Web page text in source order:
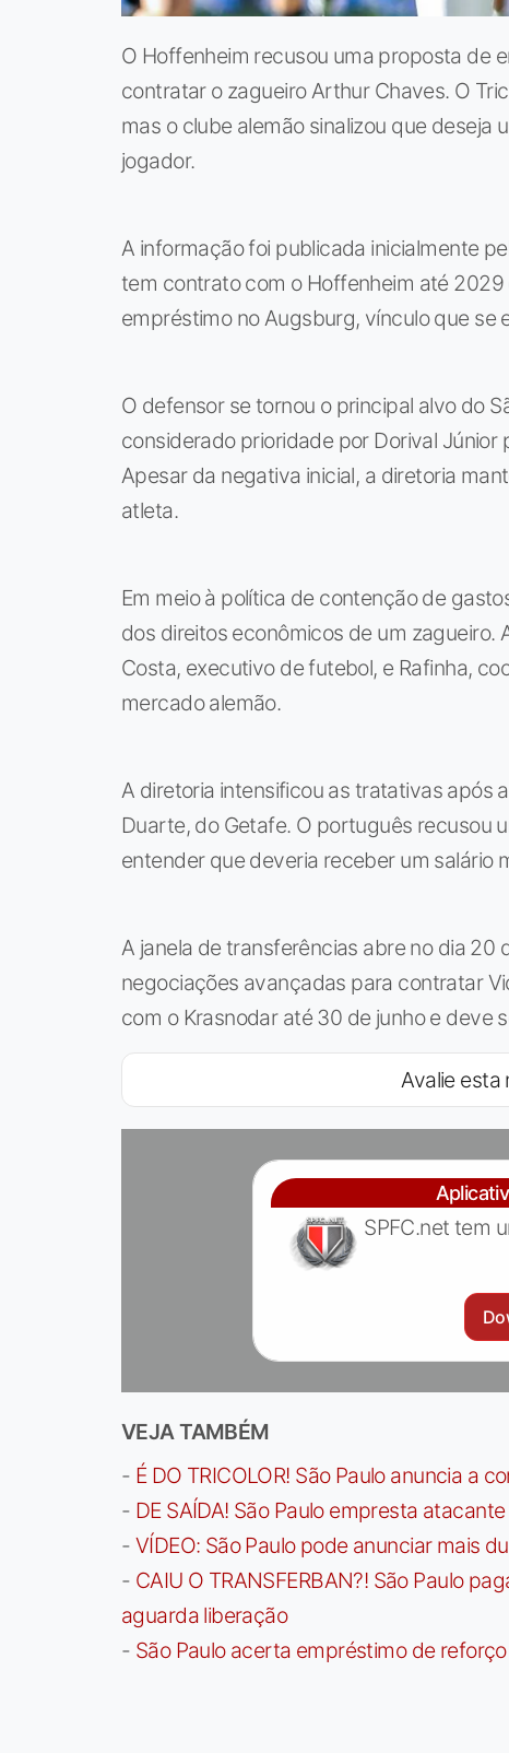
O Hoffenheim recusou uma proposta de
contratar o zagueiro Arthur Chaves. O
mas o clube alemão sinalizou que deseja
jogador.
A informação foi publicada inicialmente
tem contrato com o Hoffenheim até
empréstimo no Augsburg, vínculo que se
O defensor se tornou o principal alvo do
considerado prioridade por Dorival
Apesar da negativa inicial, a diretoria
atleta.
Em meio à política de contenção de
dos direitos econômicos de um zagueiro.
Costa, executivo de futebol, e Rafinha,
mercado alemão.
A diretoria intensificou as tratativas após
Duarte, do Getafe. O português recusou
entender que deveria receber um salário
A janela de transferências abre no dia 20
negociações avançadas para contratar
com o Krasnodar até 30 de junho e deve
Avalie esta
SPFC.net tem
VEJA TAMBÉM
- É DO TRICOLOR! São Paulo anuncia a
- DE SAÍDA! São Paulo empresta
- VÍDEO: São Paulo pode anunciar mais
- CAIU O TRANSFERBAN?! São Paulo
aguarda liberação
- São Paulo acerta empréstimo de